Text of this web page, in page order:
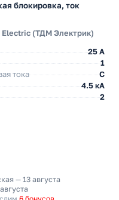
блокировка, ток
Electric (ТДМ Электрик)
25 A
1
тока
C
4.5 кА
2
— 13 августа